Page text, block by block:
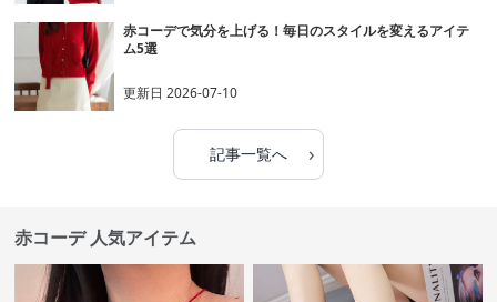
赤コーデで気分を上げる！毎日のスタイルを変えるアイテ
ム5選
更新日2026-07-10
記事一覧へ ›
赤コーデ 人気アイテム